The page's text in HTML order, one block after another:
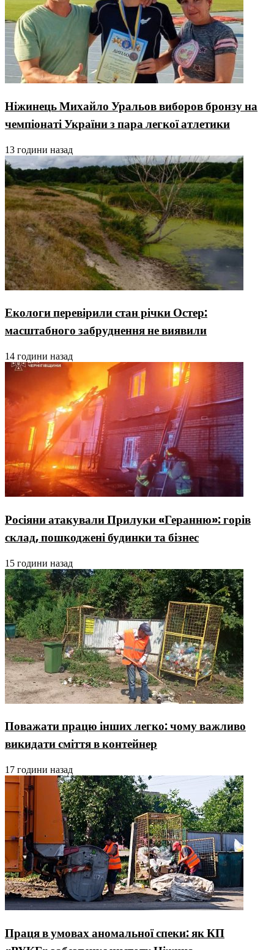
Ніжинець Михайло Уральов виборов бронзу на
чемпіонаті України з пара легкої атлетики
13 години назад
Екологи перевірили стан річки Остер:
масштабного забруднення не виявили
14 години назад
Росіяни атакували Прилуки «Геранню»: горів
склад, пошкоджені будинки та бізнес
15 години назад
Поважати працю інших легко: чому важливо
викидати сміття в контейнер
17 години назад
Праця в умовах аномальної спеки: як КП